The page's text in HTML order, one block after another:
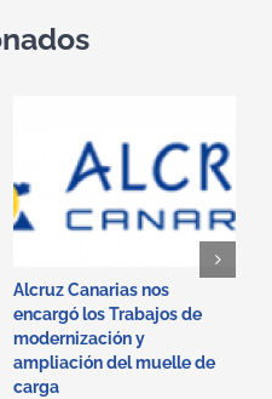
Alcruz Canarias nos
encargó los Trabajos de
modernización y
ampliación del muelle de
carga